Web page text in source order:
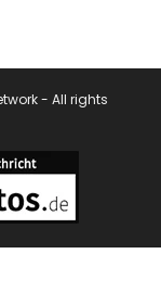
- All rights